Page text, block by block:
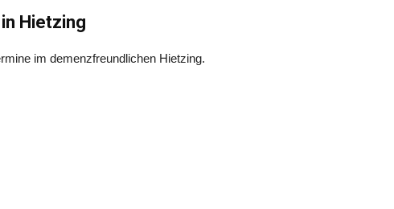
Hietzing
im demenzfreundlichen Hietzing.